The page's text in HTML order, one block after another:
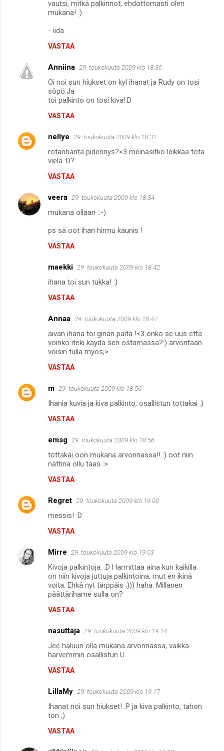
vautsi, mitkä palkinnot, ehdottomasti olen
mukana! :)
- iida
VASTAA
Anniina 29. toukokuuta 2009 klo 18.30
Oi noi sun hiukset on kyl ihanat ja Rudy on tosi
söpö.Ja
toi palkinto on tosi kiva!:D
VASTAA
nellye 29. toukokuuta 2009 klo 18.31
rotanhäntä pidennys?<3 meinasitko leikkaa tota
vielä :D?
VASTAA
veera 29. toukokuuta 2009 klo 18.34
mukana ollaan ::-)
ps sä oot ihan hirmu kaunis !
VASTAA
maekki 29. toukokuuta 2009 klo 18.42
ihana toi sun tukka! :)
VASTAA
Annaa 29. toukokuuta 2009 klo 18.47
aivan ihana toi ginan paita !<3 onko se uus että
voinko iteki käydä sen ostamassa?:) arvontaan
voisin tulla myös;>
VASTAA
m 29. toukokuuta 2009 klo 18.56
Ihania kuvia ja kiva palkinto, osallistun tottakai :)
VASTAA
emsg 29. toukokuuta 2009 klo 18.56
tottakai oon mukana arvonnassa!! :) oot niin
nättinä ollu taas :>
VASTAA
Regret 29. toukokuuta 2009 klo 19.00
messis! :D
VASTAA
Mirre 29. toukokuuta 2009 klo 19.03
Kivoja palkintoja. :D Harmittaa aina kun kaikilla
on niin kivoja juttuja palkintoina, mut en ikinä
voita. Ehkä nyt tärppäis ;))) haha. Millanen
päättärihame sulla on?
VASTAA
nasuttaja 29. toukokuuta 2009 klo 19.14
Jee haluun olla mukana arvonnassa, vaikka
harvemmin osallistun Ü
VASTAA
LillaMy 29. toukokuuta 2009 klo 19.17
Ihanat noi sun hiukset! :P ja kiva palkinto, tahon
ton ;)
VASTAA